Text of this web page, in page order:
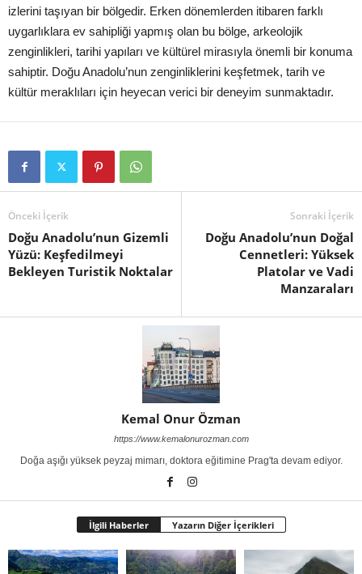
izlerini taşıyan bir bölgedir. Erken dönemlerden itibaren farklı
uygarlıklara ev sahipliği yapmış olan bu bölge, arkeolojik
zenginlikleri, tarihi yapıları ve kültürel mirasıyla önemli bir konuma
sahiptir. Doğu Anadolu’nun zenginliklerini keşfetmek, tarih ve
kültür meraklıları için heyecan verici bir deneyim sunmaktadır.
Önceki İçerik
Doğu Anadolu’nun Gizemli
Yüzü: Keşfedilmeyi
Bekleyen Turistik Noktalar
Sonraki İçerik
Doğu Anadolu’nun Doğal
Cennetleri: Yüksek
Platolar ve Vadi
Manzaraları
Kemal Onur Özman
https://www.kemalonurozman.com
Doğa aşığı yüksek peyzaj mimarı, doktora eğitimine Prag'ta devam ediyor.
İlgili Haberler Yazarın Diğer İçerikleri